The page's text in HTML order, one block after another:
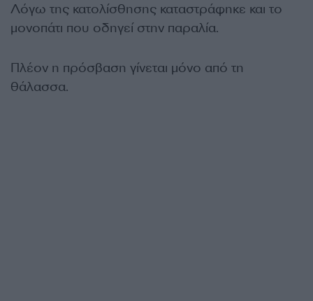
Λόγω της κατολίσθησης καταστράφηκε και το
μονοπάτι που οδηγεί στην παραλία.
Πλέον η πρόσβαση γίνεται μόνο από τη
θάλασσα.